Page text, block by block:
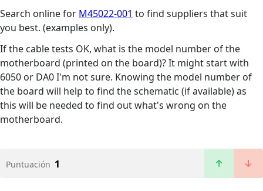
Search online for M45022-001 to find suppliers that suit
you best. (examples only).
If the cable tests OK, what is the model number of the
motherboard (printed on the board)? It might start with
6050 or DA0 I'm not sure. Knowing the model number of
the board will help to find the schematic (if available) as
this will be needed to find out what's wrong on the
motherboard.
Puntuación 1